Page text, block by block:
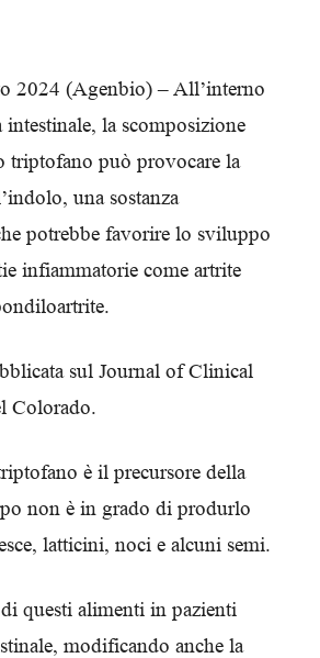
Biologi
2024 (Agenbio) – All’interno
la scomposizione
triptofano può provocare la
una sostanza
potrebbe favorire lo sviluppo
infiammatorie come artrite
sul Journal of Clinical
Colorado.
è il precursore della
non è in grado di produrlo
latticini, noci e alcuni semi.
questi alimenti in pazienti
modificando anche la